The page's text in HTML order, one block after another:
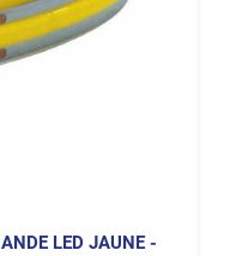
LED JAUNE -